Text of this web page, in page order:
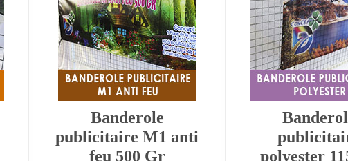
Banderole
publicitaire M1 anti
feu 500 Gr
polyester